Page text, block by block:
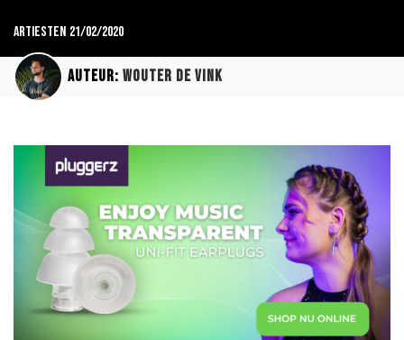
Artiesten 21/02/2020
Auteur: Wouter de Vink